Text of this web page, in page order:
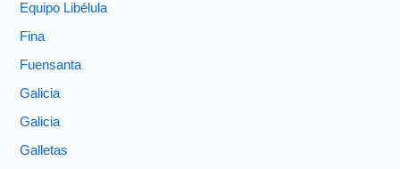
Equipo Libélula
Fina
Fuensanta
Galicia
Galicia
Galletas